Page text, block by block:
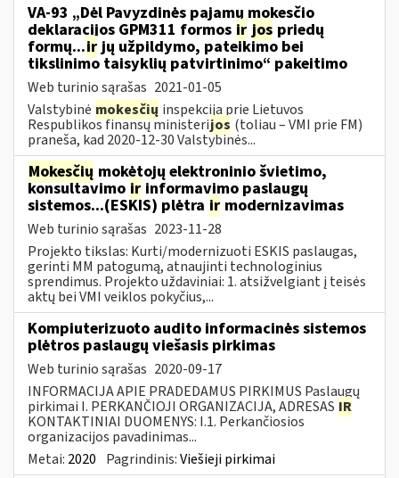
VA-93 „Dėl Pavyzdinės pajamų mokesčio
deklaracijos GPM311 formos ir jos priedų
formų...irjų užpildymo, pateikimo bei
tikslinimo taisyklių patvirtinimo“ pakeitimo
Web turinio sąrašas 2021-01-05
Valstybinė mokesčių inspekcija prie Lietuvos
Respublikos finansų ministerijos (toliau – VMI prie FM)
praneša, kad 2020-12-30 Valstybinės...
Mokesčių mokėtojų elektroninio švietimo,
konsultavimo ir informavimo paslaugų
sistemos...(ESKIS) plėtra ir modernizavimas
Web turinio sąrašas 2023-11-28
Projekto tikslas: Kurti/modernizuoti ESKIS paslaugas,
gerinti MM patogumą, atnaujinti technologinius
sprendimus. Projekto uždaviniai: 1. atsižvelgiant į teisės
aktų bei VMI veiklos pokyčius,...
Kompiuterizuoto audito informacinės sistemos
plėtros paslaugų viešasis pirkimas
Web turinio sąrašas 2020-09-17
INFORMACIJA APIE PRADEDAMUS PIRKIMUS Paslaugų
pirkimai I. PERKANČIOJI ORGANIZACIJA, ADRESAS IR
KONTAKTINIAI DUOMENYS: I.1. Perkančiosios
organizacijos pavadinimas...
Metai: 2020 Pagrindinis:Viešieji pirkimai